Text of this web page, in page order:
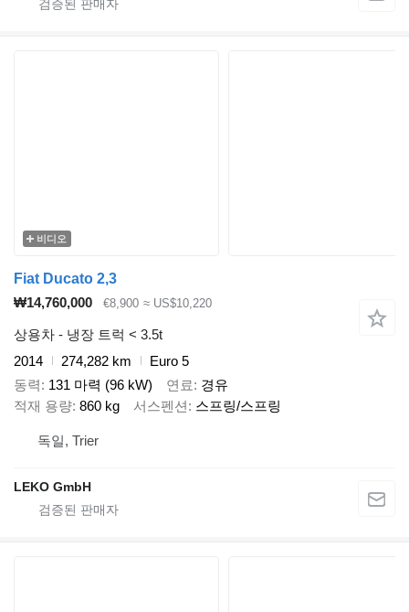
비디오
Fiat Ducato 2,3
₩14,760,000
€8,900 ≈ US$10,220
상용차 - 냉장 트럭 < 3.5t
2014
274,282 km
Euro 5
동력
131 마력 (96 kW) 연료
경유
적재 용량 860 kg 서스펜션 스프링/스프링
독일, Trier
LEKO GmbH